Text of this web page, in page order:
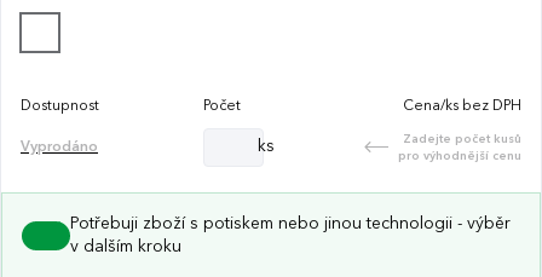
Dostupnost Počet Cena/ks bez DPH
Vyprodáno ks
Zadejte počet kusů
pro výhodnější cenu
Potřebuji zboží s potiskem nebo jinou technologii - výběr
v dalším kroku